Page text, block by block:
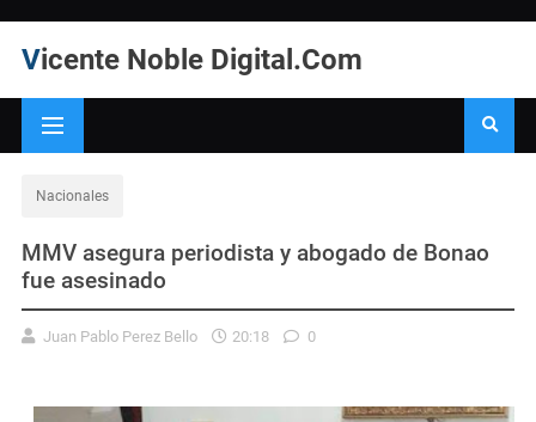
Vicente Noble Digital.Com
Nacionales
MMV asegura periodista y abogado de Bonao
fue asesinado
Juan Pablo Perez Bello 20:18 0